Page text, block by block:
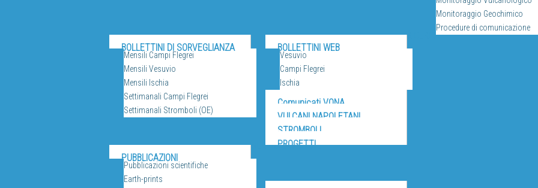
Monitoraggio Geochimico
Procedure di comunicazione
BOLLETTINI DI SORVEGLIANZA
Mensili Campi Flegrei
Mensili Vesuvio
Mensili Ischia
Settimanali Campi Flegrei
Settimanali Stromboli (OE)
BOLLETTINI WEB
Vesuvio
Campi Flegrei
Ischia
Comunicati VONA
RICERCA
VULCANI NAPOLETANI
STROMBOLI
PROGETTI
PUBBLICAZIONI
Pubblicazioni scientifiche
Earth-prints
SERVIZI E RISORSE